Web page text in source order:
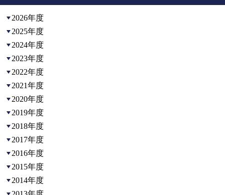
2026年度
2025年度
2024年度
2023年度
2022年度
2021年度
2020年度
2019年度
2018年度
2017年度
2016年度
2015年度
2014年度